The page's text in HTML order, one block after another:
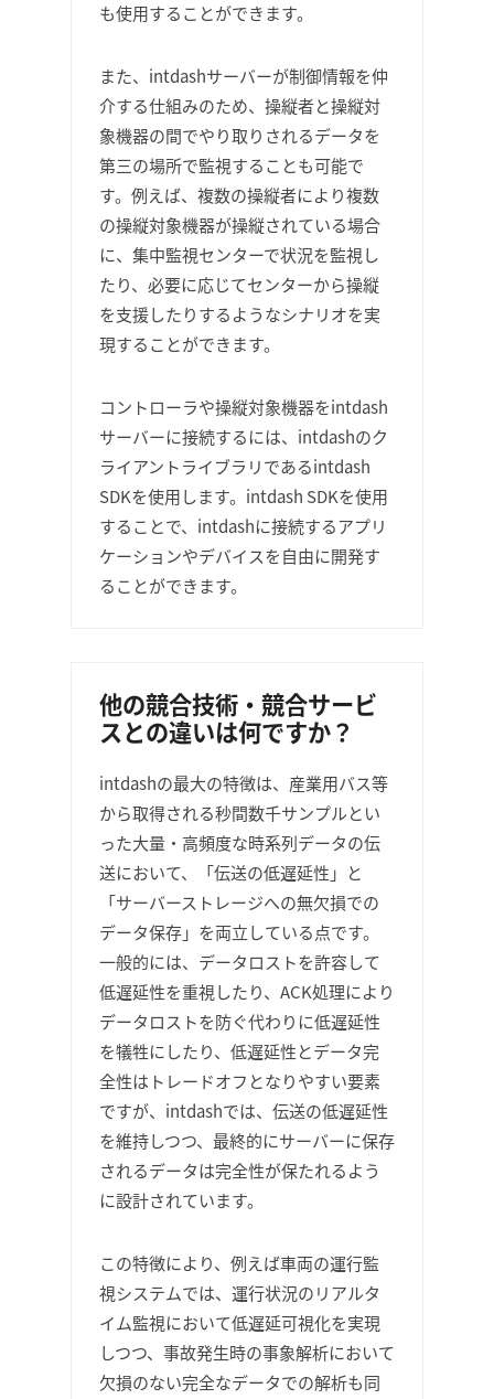
も使用することができます。
また、intdashサーバーが制御情報を仲
介する仕組みのため、操縦者と操縦対
象機器の間でやり取りされるデータを
第三の場所で監視することも可能で
す。例えば、複数の操縦者により複数
の操縦対象機器が操縦されている場合
に、集中監視センターで状況を監視し
たり、必要に応じてセンターから操縦
を支援したりするようなシナリオを実
現することができます。
コントローラや操縦対象機器をintdash
サーバーに接続するには、intdashのク
ライアントライブラリであるintdash
SDKを使用します。intdash SDKを使用
することで、intdashに接続するアプリ
ケーションやデバイスを自由に開発す
ることができます。
他の競合技術・競合サービ
スとの違いは何ですか？
intdashの最大の特徴は、産業用バス等
から取得される秒間数千サンプルとい
った大量・高頻度な時系列データの伝
送において、「伝送の低遅延性」と
「サーバーストレージへの無欠損での
データ保存」を両立している点です。
一般的には、データロストを許容して
低遅延性を重視したり、ACK処理により
データロストを防ぐ代わりに低遅延性
を犠牲にしたり、低遅延性とデータ完
全性はトレードオフとなりやすい要素
ですが、intdashでは、伝送の低遅延性
を維持しつつ、最終的にサーバーに保存
されるデータは完全性が保たれるよう
に設計されています。
この特徴により、例えば車両の運行監
視システムでは、運行状況のリアルタ
イム監視において低遅延可視化を実現
しつつ、事故発生時の事象解析において
欠損のない完全なデータでの解析も同